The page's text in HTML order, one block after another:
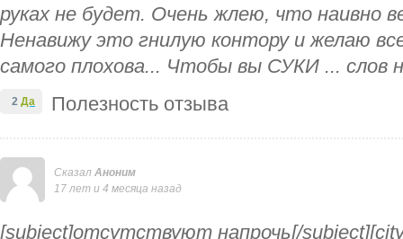
руках не будет. Очень жлею, что наивно
Ненавижу это гнилую контору и желаю
самого плохова... Чтобы вы СУКИ ... слов
Полезность отзыва
2 Да
Сказал Аноним
17 лет и 4 месяца назад
[subject]отсутствуют напрочь[/